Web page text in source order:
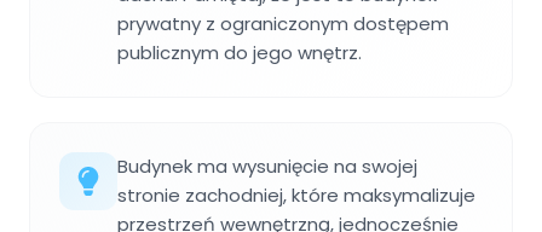
prywatny z ograniczonym dostępem
publicznym do jego wnętrz.
Budynek ma wysunięcie na swojej
stronie zachodniej, które maksymalizuje
przestrzeń wewnętrzną, jednocześnie